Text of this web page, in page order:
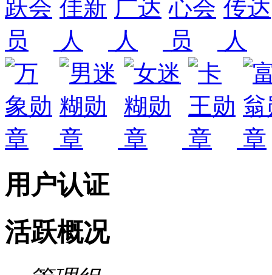
用户认证
活跃概况